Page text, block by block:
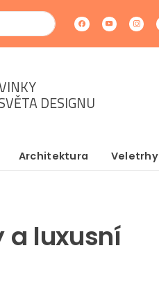
DESIGNU
Architektura Veletrhy
a luxusní